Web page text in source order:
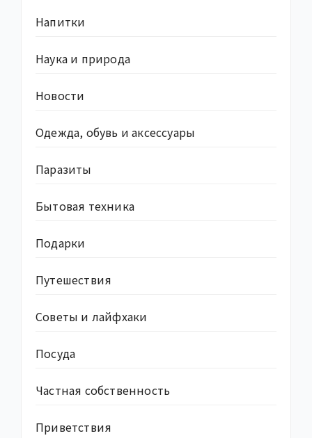
Напитки
Наука и природа
Новости
Одежда, обувь и аксессуары
Паразиты
Бытовая техника
Подарки
Путешествия
Советы и лайфхаки
Посуда
Частная собственность
Приветствия